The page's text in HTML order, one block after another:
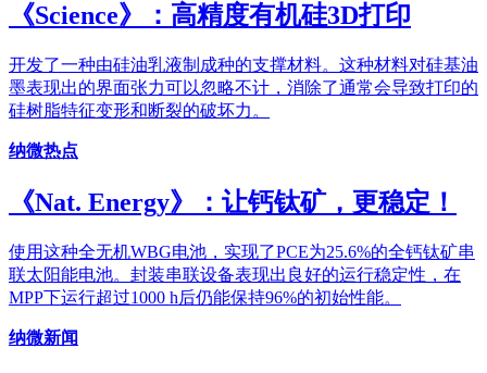
《Science》：高精度有机硅3D打印
开发了一种由硅油乳液制成种的支撑材料。这种材料对硅基油
墨表现出的界面张力可以忽略不计，消除了通常会导致打印的
硅树脂特征变形和断裂的破坏力。
纳微热点
《Nat. Energy》：让钙钛矿，更稳定！
使用这种全无机WBG电池，实现了PCE为25.6%的全钙钛矿串
联太阳能电池。封装串联设备表现出良好的运行稳定性，在
MPP下运行超过1000 h后仍能保持96%的初始性能。
纳微新闻